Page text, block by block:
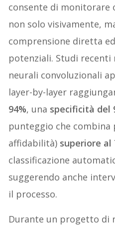
consente di monitorare
non solo visivamente,
comprensione diretta
potenziali. Studi
neurali convoluzionali
layer-by-layer
94%, una specificità del
punteggio che combina
affidabilità) superiore al
classificazione
suggerendo anche
il processo.
Durante un progetto di